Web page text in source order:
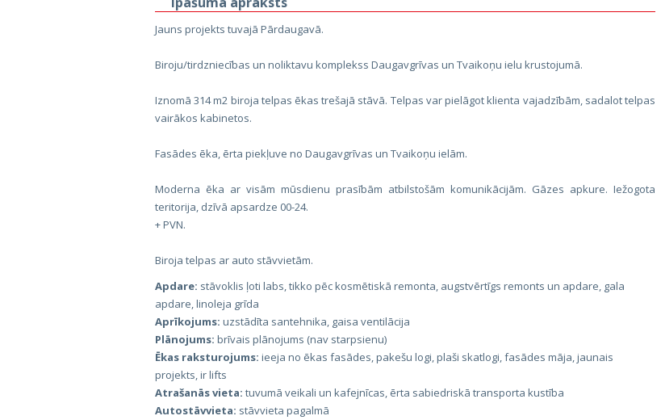
Jauns projekts tuvajā Pārdaugavā.
Biroju/tirdzniecības un noliktavu komplekss Daugavgrīvas un Tvaikoņu ielu krustojumā.
Iznomā 314 m2 biroja telpas ēkas trešajā stāvā. Telpas var pielāgot klienta vajadzībām, sadalot telpas
vairākos kabinetos.
Fasādes ēka, ērta piekļuve no Daugavgrīvas un Tvaikoņu ielām.
Moderna ēka ar visām mūsdienu prasībām atbilstošām komunikācijām. Gāzes apkure. Iežogota
teritorija, dzīvā apsardze 00-24.
+ PVN.
Biroja telpas ar auto stāvvietām.
Apdare: stāvoklis ļoti labs, tikko pēc kosmētiskā remonta, augstvērtīgs remonts un apdare, gala
apdare, linoleja grīda
Aprīkojums: uzstādīta santehnika, gaisa ventilācija
Plānojums: brīvais plānojums (nav starpsienu)
Ēkas raksturojums: ieeja no ēkas fasādes, pakešu logi, plaši skatlogi, fasādes māja, jaunais
projekts, ir lifts
Atrašanās vieta: tuvumā veikali un kafejnīcas, ērta sabiedriskā transporta kustība
Autostāvvieta: stāvvieta pagalmā